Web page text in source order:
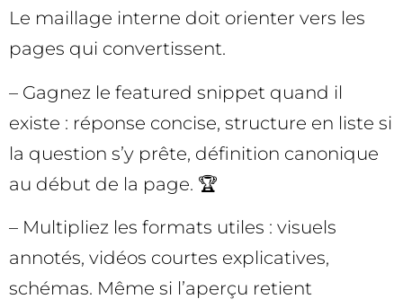
Le maillage interne doit orienter vers les
pages qui convertissent.
– Gagnez le featured snippet quand il
existe : réponse concise, structure en liste si
la question s’y prête, définition canonique
au début de la page. 🏆
– Multipliez les formats utiles : visuels
annotés, vidéos courtes explicatives,
schémas. Même si l’aperçu retient